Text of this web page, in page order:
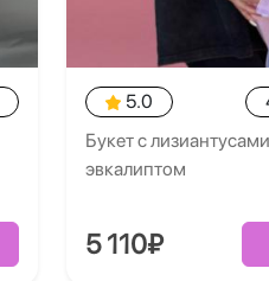
5.0
Букет с
эвкалиптом
5 110₽